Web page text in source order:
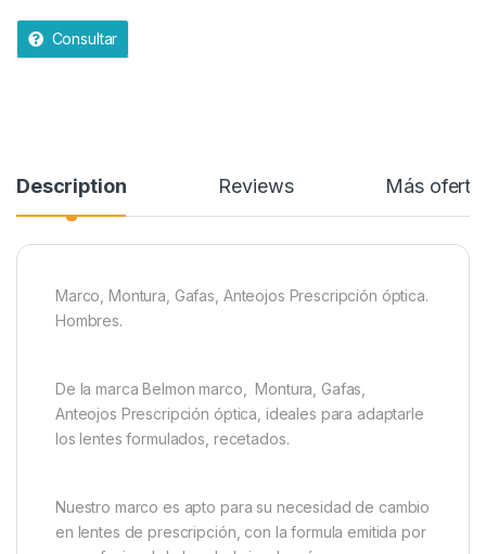
Consultar
Description Reviews Más
Marco, Montura, Gafas, Anteojos Prescripción óptica.
Hombres.
De la marca Belmon marco, Montura, Gafas,
Anteojos Prescripción óptica, ideales para adaptarle
los lentes formulados, recetados.
Nuestro marco es apto para su necesidad de cambio
en lentes de prescripción, con la formula emitida por